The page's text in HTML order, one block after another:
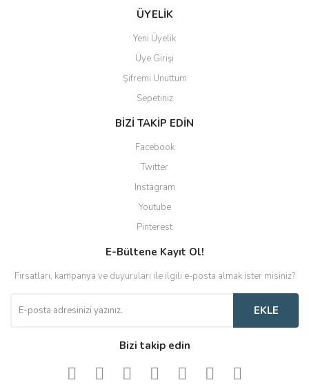
ÜYELİK
Yeni Üyelik
Üye Girişi
Şifremi Unuttum
Sepetiniz
BİZİ TAKİP EDİN
Facebook
Twitter
Instagram
Youtube
Pinterest
E-Bültene Kayıt Ol!
Fırsatları, kampanya ve duyuruları ile ilgili e-posta almak ister misiniz?
EKLE
Bizi takip edin